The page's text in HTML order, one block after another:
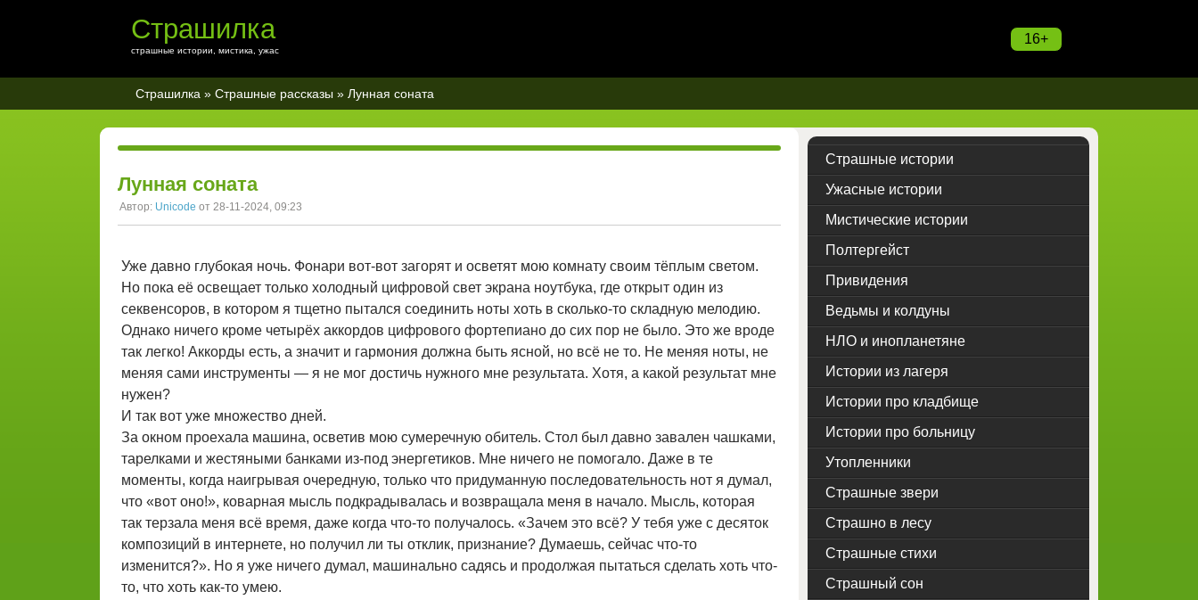
16+
Страшилка
страшные истории, мистика, ужас
Страшилка » Страшные рассказы » Лунная соната
Лунная соната
Автор: Unicode от 28-11-2024, 09:23
Уже давно глубокая ночь. Фонари вот-вот загорят и осветят мою комнату своим тёплым светом.
Но пока её освещает только холодный цифровой свет экрана ноутбука, где открыт один из
секвенсоров, в котором я тщетно пытался соединить ноты хоть в сколько-то складную мелодию.
Однако ничего кроме четырёх аккордов цифрового фортепиано до сих пор не было. Это же вроде
так легко! Аккорды есть, а значит и гармония должна быть ясной, но всё не то. Не меняя ноты, не
меняя сами инструменты — я не мог достичь нужного мне результата. Хотя, а какой результат мне
нужен?
И так вот уже множество дней.
За окном проехала машина, осветив мою сумеречную обитель. Стол был давно завален чашками,
тарелками и жестяными банками из-под энергетиков. Мне ничего не помогало. Даже в те
моменты, когда наигрывая очередную, только что придуманную последовательность нот я думал,
что «вот оно!», коварная мысль подкрадывалась и возвращала меня в начало. Мысль, которая
так терзала меня всё время, даже когда что-то получалось. «Зачем это всё? У тебя уже с десяток
композиций в интернете, но получил ли ты отклик, признание? Думаешь, сейчас что-то
изменится?». Но я уже ничего думал, машинально садясь и продолжая пытаться сделать хоть что-
то, что хоть как-то умею.
Страшные истории
Ужасные истории
Мистические истории
Полтергейст
Привидения
Ведьмы и колдуны
НЛО и инопланетяне
Истории из лагеря
Истории про кладбище
Истории про больницу
Утопленники
Страшные звери
Страшно в лесу
Страшные стихи
Страшный сон